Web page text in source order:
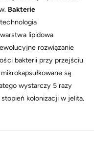
Bakterie
lipidowa
rozwiązanie
bakterii przy przejściu
są
wystarczy 5 razy
kolonizacji w jelita.